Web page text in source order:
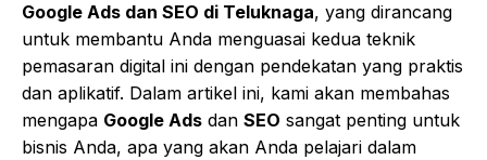
Google Ads dan SEO di Teluknaga, yang dirancang
untuk membantu Anda menguasai kedua teknik
pemasaran digital ini dengan pendekatan yang praktis
dan aplikatif. Dalam artikel ini, kami akan membahas
mengapa Google Ads dan SEO sangat penting untuk
bisnis Anda, apa yang akan Anda pelajari dalam